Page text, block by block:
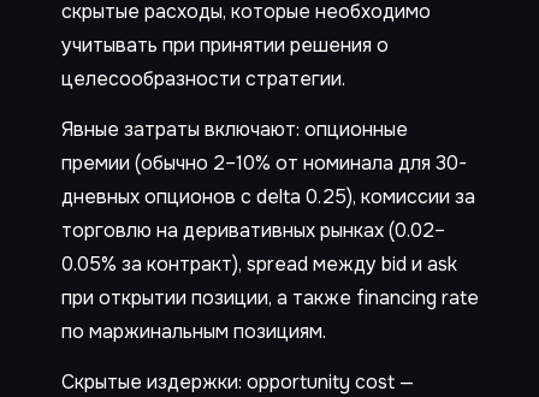
скрытые расходы, которые необходимо
учитывать при принятии решения о
целесообразности стратегии.
Явные затраты включают: опционные
премии (обычно 2–10% от номинала для 30-
дневных опционов с delta 0.25), комиссии за
торговлю на деривативных рынках (0.02–
0.05% за контракт), spread между bid и ask
при открытии позиции, а также financing rate
по маржинальным позициям.
Скрытые издержки: opportunity cost —